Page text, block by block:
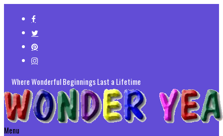
Where Wonderful Beginnings Last a Lifetime
Menu